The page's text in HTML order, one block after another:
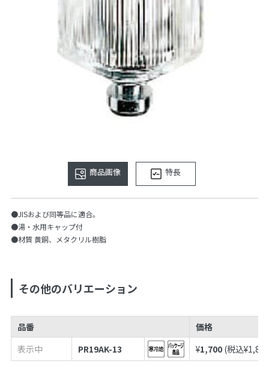
商品画像 特長
●JISおよび同等品に適合。
●湯・水用キャップ付
●材質 黄銅、メタクリル樹脂
その他のバリエーション
品番
価格
表示中
PR19AK-13 ¥1,700 (税込¥1,870